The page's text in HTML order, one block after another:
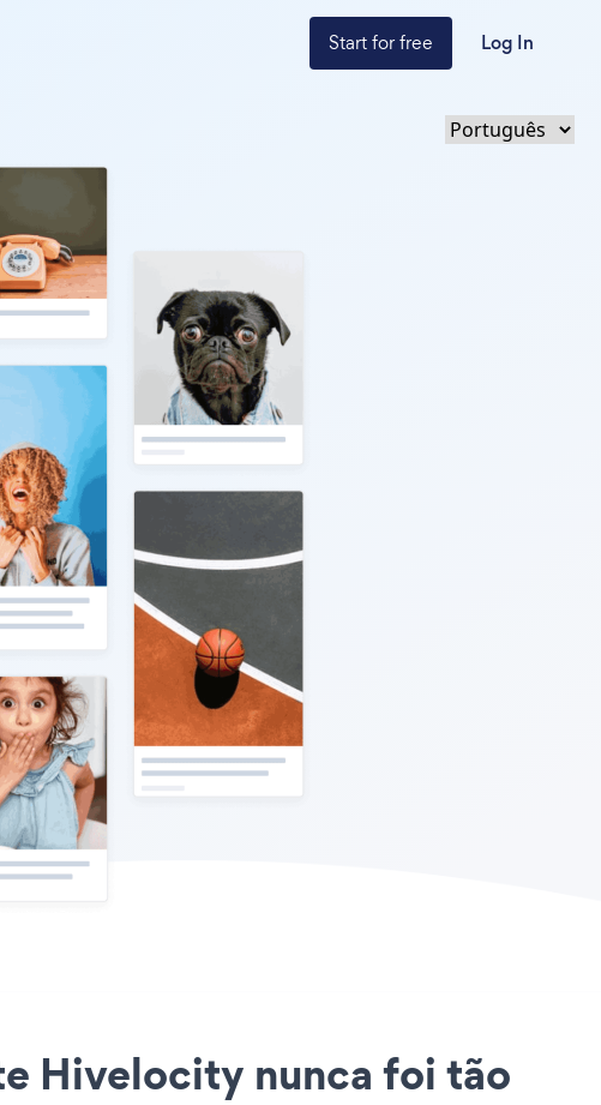
Start for free Log In
Hivelocity nunca foi tão